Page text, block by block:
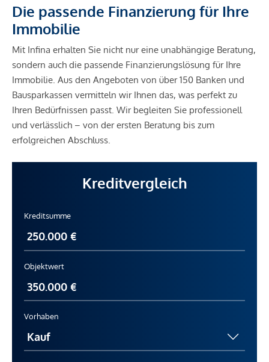
Die passende Finanzierung für Ihre
Immobilie
Mit Infina erhalten Sie nicht nur eine unabhängige Beratung,
sondern auch die passende Finanzierungslösung für Ihre
Immobilie. Aus den Angeboten von über 150 Banken und
Bausparkassen vermitteln wir Ihnen das, was perfekt zu
Ihren Bedürfnissen passt. Wir begleiten Sie professionell
und verlässlich – von der ersten Beratung bis zum
erfolgreichen Abschluss.
Kreditvergleich
Kreditsumme
Objektwert
Vorhaben